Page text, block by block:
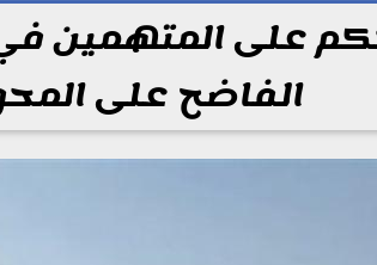
على المتهمين
الفاضح على